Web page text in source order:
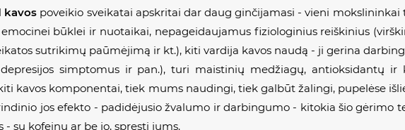
kavos poveikio sveikatai apskritai dar daug ginčijamasi - vieni mokslininkai
būklei ir nuotaikai, nepageidaujamus fiziologinius reiškinius
sutrikimų paūmėjimą ir kt.), kiti vardija kavos naudą - ji gerina
simptomus ir pan.), turi maistinių medžiagų, antioksidantų ir
kavos komponentai, tiek mums naudingi, tiek galbūt žalingi, pupelėse
jos efekto - padidėjusio žvalumo ir darbingumo - kitokia šio gėrimo
su kofeinu ar be jo, spręsti jums.